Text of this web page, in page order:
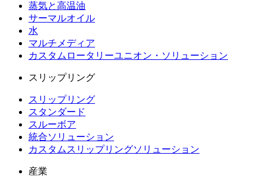
蒸気と高温油
サーマルオイル
水
マルチメディア
カスタムロータリーユニオン・ソリューション
スリップリング
スリップリング
スタンダード
スルーボア
統合ソリューション
カスタムスリップリングソリューション
産業